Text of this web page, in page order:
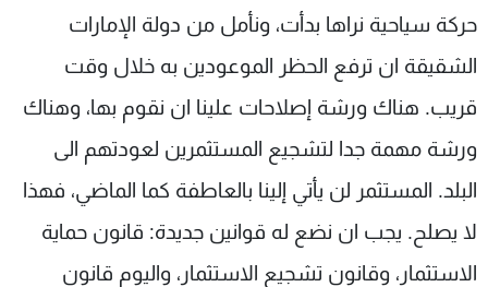
حركة سياحية نراها بدأت، ونأمل من دولة الإمارات
الشقيقة ان ترفع الحظر الموعودين به خلال وقت
قريب. هناك ورشة إصلاحات علينا ان نقوم بها، وهناك
ورشة مهمة جدا لتشجيع المستثمرين لعودتهم الى
البلد. المستثمر لن يأتي إلينا بالعاطفة كما الماضي، فهذا
لا يصلح. يجب ان نضع له قوانين جديدة: قانون حماية
الاستثمار، وقانون تشجيع الاستثمار، واليوم قانون